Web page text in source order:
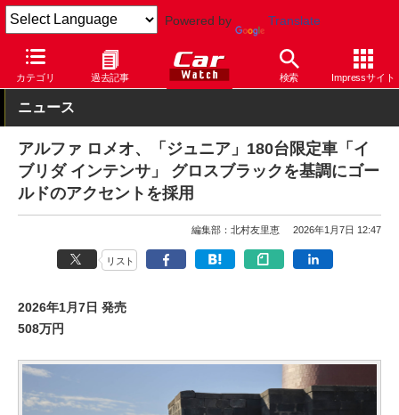
Powered by Translate
カテゴリ 過去記事 検索 Impressサイト
Car Watch 自動車 アルファ ロメオ
ニュース
アルファ ロメオ、「ジュニア」180台限定車「イ
ブリダ インテンサ」 グロスブラックを基調にゴー
ルドのアクセントを採用
編集部：北村友里恵 2026年1月7日 12:47
リスト
2026年1月7日 発売
508万円